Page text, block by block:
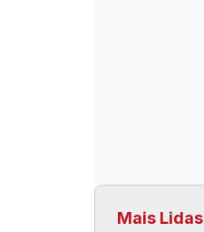
Mais Lidas